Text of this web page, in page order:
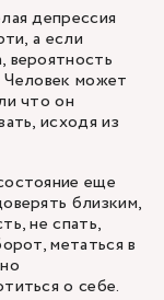
депрессия
а если
вероятность
Человек может
что он
исходя из
еще
близким,
не спать,
метаться в
о себе.